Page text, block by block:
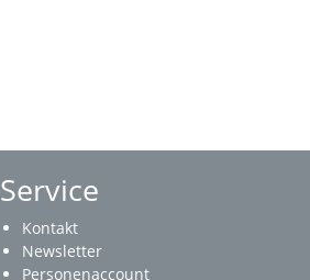
Service
Kontakt
Newsletter
Personenaccount